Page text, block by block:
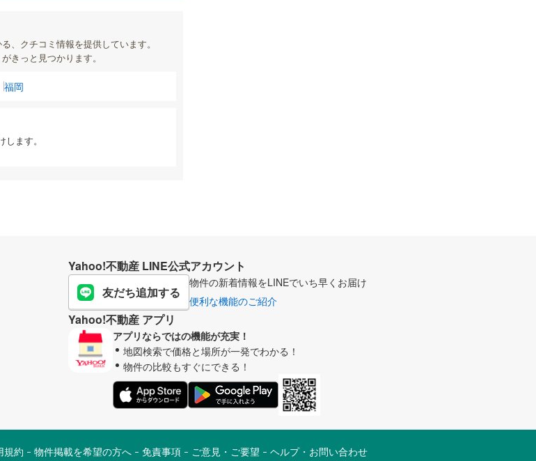
、クチコミ情報を提供しています。
きっと見つかります。
福岡
ます。
Yahoo!不動産 LINE公式アカウント
友だち追加する
物件の新着情報をLINEでいち早くお届け
便利な機能のご紹介
Yahoo!不動産 アプリ
アプリならではの機能が充実！
地図検索で価格と場所が一発でわかる！
物件の比較もすぐにできる！
規約 物件掲載を希望の方へ 免責事項 ご意見・ご要望
ヘルプ・お問い合わせ